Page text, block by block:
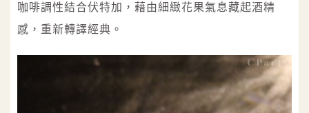
咖啡調性結合伏特加，藉由細緻花果氣息藏起酒精
感，重新轉譯經典。